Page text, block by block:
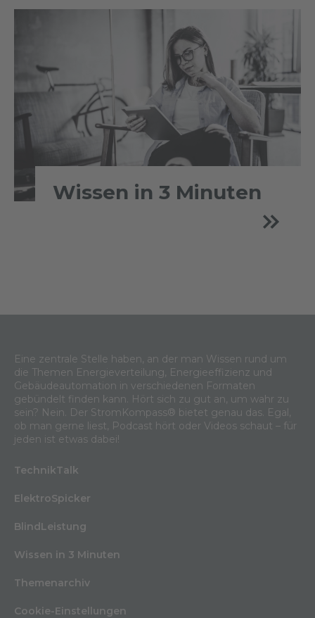
Wissen in 3 Minuten
Eine zentrale Stelle haben, an der man Wissen rund um
die Themen Energieverteilung, Energieeffizienz und
Gebäudeautomation in verschiedenen Formaten
gebündelt finden kann. Hört sich zu gut an, um wahr zu
sein? Nein. Der StromKompass® bietet genau das. Egal,
ob man gerne liest, Podcast hört oder Videos schaut – für
jeden ist etwas dabei!
TechnikTalk
ElektroSpicker
BlindLeistung
Wissen in 3 Minuten
Themenarchiv
Cookie-Einstellungen